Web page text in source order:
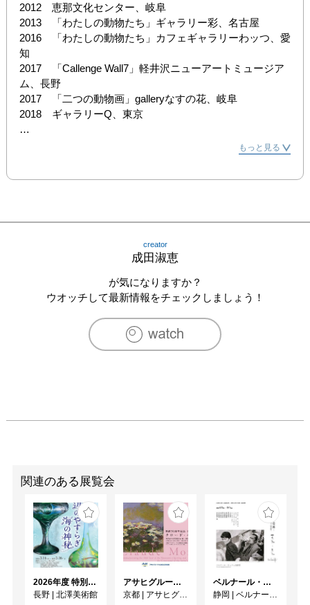
2012　恵那文化センター、岐阜
2013　「わたしの動物たち」ギャラリー彩、名古屋
2016　「わたしの動物たち」カフェギャラリーわッつ、愛
知
2017　「Callenge Wall7」軽井沢ニューアートミュージア
ム、長野
2017　「二つの動物画」galleryなすの花、岐阜
2018　ギャラリーQ、東京
2017　「第54回太陽展」日動画廊、東京
2017　「第56回ミニヨン展」日動画廊、東京
2008　「上野の森美術館大賞展」賞候補
2009　「上野の森美術館大賞展」第一次賞候補
2016　「上野の森美術館大賞展」優秀賞ニッポン放送賞
もっと見る
creator
成田淑恵
が気になりますか？
ウオッチして最新情報をチェックしましょう！
関連のある展覧会
2026年度 特別展「ガレとドーム、アール･ヌーヴォーのガラス 水辺のやすらぎ、海の神秘」
長野 | 北澤美術館
アサヒグループ大山崎山荘美術館 開館30周年記念展「没後100年 クロード・モネ」
京都 | アサヒグループ大山崎山荘美術館
ベルナール・ビュフェと写真 ーカメラがとらえたビュフェとその時代、そして21 世紀へ
静岡 | ベルナール・ビュフェ美術館